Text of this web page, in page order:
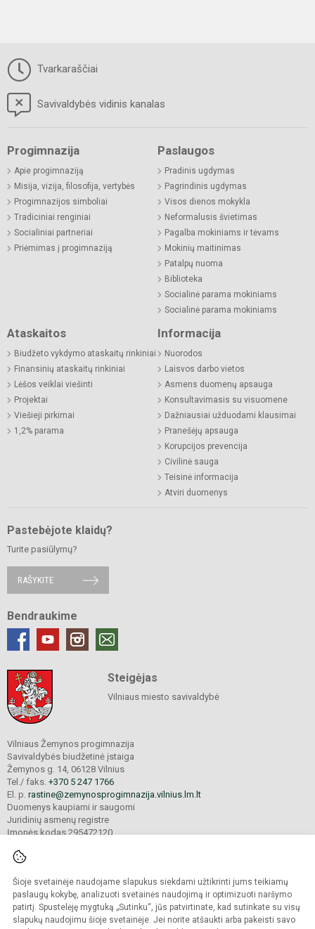
Šioje svetainėje naudojame slapukus siekdami užtikrinti jums teikiamų
paslaugų kokybę, analizuoti svetainės naudojimą ir optimizuoti naršymo
patirtį. Spustelėję mygtuką „Sutinku“, jūs patvirtinate, kad sutinkate su visų
slapukų naudojimu šioje svetainėje. Jei norite atšaukti arba pakeisti savo
Tvarkaraščiai
Savivaldybės vidinis kanalas
Progimnazija
Apie progimnaziją
Misija, vizija, filosofija, vertybės
Progimnazijos simboliai
Tradiciniai renginiai
Socialiniai partneriai
Priėmimas į progimnaziją
Paslaugos
Pradinis ugdymas
Pagrindinis ugdymas
Visos dienos mokykla
Neformalusis švietimas
Pagalba mokiniams ir tėvams
Mokinių maitinimas
Patalpų nuoma
Biblioteka
Socialinė parama mokiniams
Socialinė parama mokiniams
Ataskaitos
Biudžeto vykdymo ataskaitų rinkiniai
Finansinių ataskaitų rinkiniai
Lėšos veiklai viešinti
Projektai
Viešieji pirkimai
1,2% parama
Informacija
Nuorodos
Laisvos darbo vietos
Asmens duomenų apsauga
Konsultavimasis su visuomene
Dažniausiai užduodami klausimai
Pranešėjų apsauga
Korupcijos prevencija
Civilinė sauga
Teisinė informacija
Atviri duomenys
Pastebėjote klaidų?
Turite pasiūlymų?
RAŠYKITE
Bendraukime
Steigėjas
Vilniaus miesto savivaldybė
Vilniaus Žemynos progimnazija
Savivaldybės biudžetinė įstaiga
Žemynos g. 14, 06128 Vilnius
Tel./ faks. +370 5 247 1766
El. p. rastine@zemynosprogimnazija.vilnius.lm.lt
Duomenys kaupiami ir saugomi
Juridinių asmenų registre
Įmonės kodas 295472120
© 2024. Vilniaus Žemynos progimnazija. Visos teisės saugomos.
Kopijuoti turinį be raštiško įstaigos administracijos sutikimo griežtai draudžiama.
Prieinamumo paraiška Slapukų valdymas